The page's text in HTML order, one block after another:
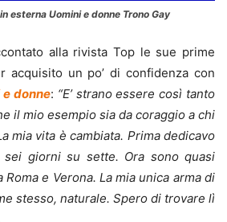
esterna Uomini e donne Trono Gay
alla rivista Top le sue prime
acquisito un po’ di confidenza con
e donne: “E’ strano essere così tanto
il mio esempio sia da coraggio a chi
mia vita è cambiata. Prima dedicavo
giorni su sette. Ora sono quasi
e Verona. La mia unica arma di
stesso, naturale. Spero di trovare lì
.